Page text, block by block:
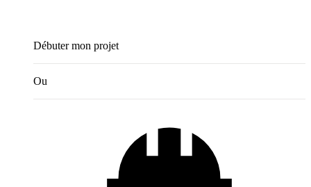
Débuter mon projet
Ou